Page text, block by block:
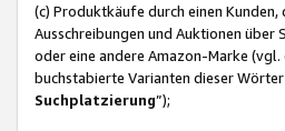
(c) Produktkäufe durch einen
Ausschreibungen und Auktionen
oder eine andere Amazon-Marke
buchstabierte Varianten dieser Wörter
Suchplatzierung”);